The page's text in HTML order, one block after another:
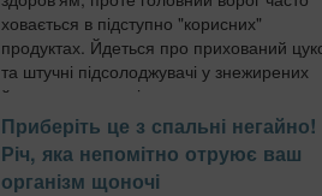
ховається в підступно "корисних"
продуктах. Йдеться про прихований
та штучні підсолоджувачі у знежирених
йогуртах, соусах і готових сн...
Приберіть це з спальні негайно!
Річ, яка непомітно отруює ваш
організм щоночі